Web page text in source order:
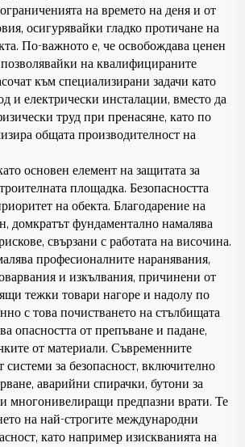
на времето на деня и от
осигурявайки гладко протичане на
По-важното е, че освобождава ценен
на квалифицираните
към специализирани задачи като
и електрически инсталации, вместо да
труд при пренасяне, като по
общата производителност на
основен елемент на защитата за
площадка. Безопасността
на обекта. Благодарение на
домкратът фундаментално намалява
свързани с работата на височина.
професионалните наранявания,
и изкълвания, причинени от
тежки товари нагоре и надолу по
с това почистването на стълбищата
опасността от препъване и падане,
от материали. Съвременните
за безопасност, включително
аварийни спирачки, бутони за
многонивелиращи предпазни врати. Те
на най-строгите международни
като например изискванията на